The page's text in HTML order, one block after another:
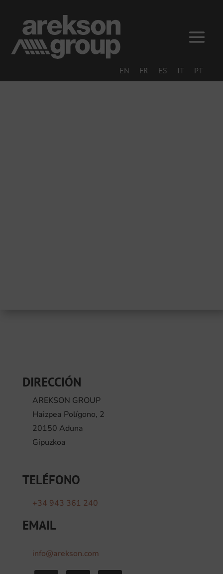
EN FR ES IT PT
DIRECCIÓN
AREKSON GROUP
Haizpea Polígono, 2
20150 Aduna
Gipuzkoa
TELÉFONO
+34 943 361 240
EMAIL
info@arekson.com